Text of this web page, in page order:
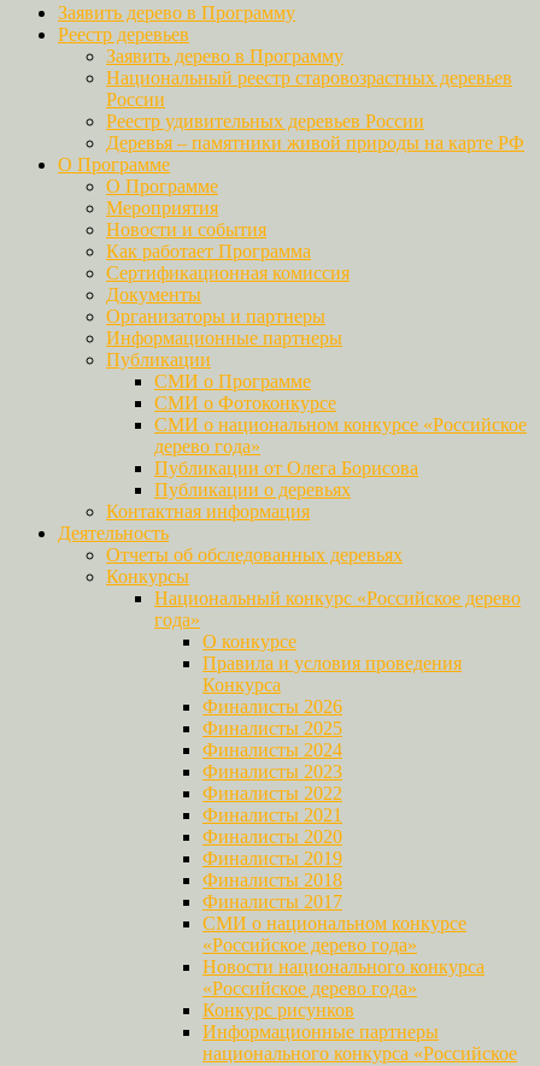
Заявить дерево в Программу
Реестр деревьев
Заявить дерево в Программу
Национальный реестр старовозрастных деревьев
России
Реестр удивительных деревьев России
Деревья – памятники живой природы на карте РФ
О Программе
О Программе
Мероприятия
Новости и события
Как работает Программа
Сертификационная комиссия
Документы
Организаторы и партнеры
Информационные партнеры
Публикации
СМИ о Программе
СМИ о Фотоконкурсе
СМИ о национальном конкурсе «Российское
дерево года»
Публикации от Олега Борисова
Публикации о деревьях
Контактная информация
Деятельность
Отчеты об обследованных деревьях
Конкурсы
Национальный конкурс «Российское дерево
года»
О конкурсе
Правила и условия проведения
Конкурса
Финалисты 2026
Финалисты 2025
Финалисты 2024
Финалисты 2023
Финалисты 2022
Финалисты 2021
Финалисты 2020
Финалисты 2019
Финалисты 2018
Финалисты 2017
СМИ о национальном конкурсе
«Российское дерево года»
Новости национального конкурса
«Российское дерево года»
Конкурс рисунков
Информационные партнеры
национального конкурса «Российское